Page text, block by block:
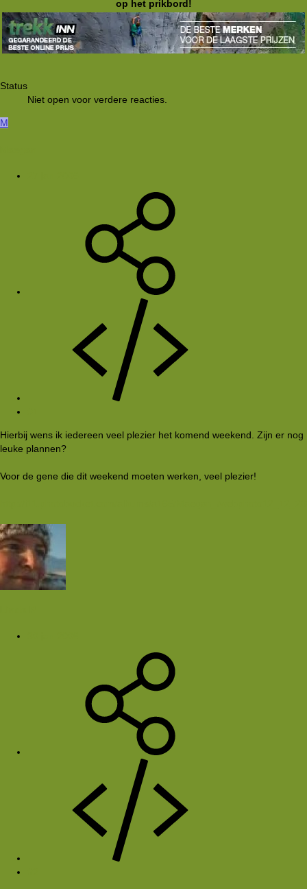
op het prikbord!
Status
Niet open voor verdere reacties.
M
Hierbij wens ik iedereen veel plezier het komend weekend. Zijn er nog
leuke plannen?
Voor de gene die dit weekend moeten werken, veel plezier!